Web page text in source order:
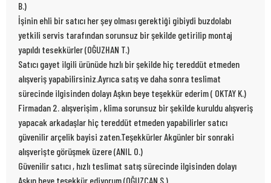
B.)
İşinin ehli bir satıcı her şey olması gerektiği gibiydi buzdolabı
yetkili servis tarafından sorunsuz bir şekilde getirilip montaj
yapıldı tesekkürler (OĞUZHAN T.)
Satıcı gayet ilgili ürünüde hızlı bir şekilde hiç tereddüt etmeden
alışveriş yapabilirsiniz.Ayrıca satış ve daha sonra teslimat
sürecinde ilgisinden dolayı Aşkın beye teşekkür ederim ( OKTAY K.)
Firmadan 2. alışverişim , klima sorunsuz bir şekilde kuruldu alışveriş
yapacak arkadaşlar hiç tereddüt etmeden yapabilirler satıcı
güvenilir arçelik bayisi zaten.Teşekkürler Akgünler bir sonraki
alışverişte görüşmek üzere (ANIL O.)
Güvenilir satıcı , hızlı teslimat satış sürecinde ilgisinden dolayı
Aşkın beye teşekkür ediyorum (OĞUZCAN S.)